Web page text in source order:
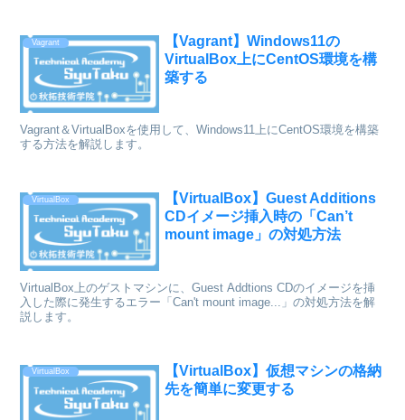
Vagrant
【Vagrant】Windows11の
VirtualBox上にCentOS環境を構
築する
Vagrant＆VirtualBoxを使用して、Windows11上にCentOS環境を構築
する方法を解説します。
VirtualBox
【VirtualBox】Guest Additions
CDイメージ挿入時の「Can’t
mount image」の対処方法
VirtualBox上のゲストマシンに、Guest Addtions CDのイメージを挿
入した際に発生するエラー「Can't mount image...」の対処方法を解
説します。
VirtualBox
【VirtualBox】仮想マシンの格納
先を簡単に変更する